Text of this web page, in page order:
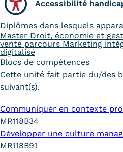
Accessibilité
Diplômes dans lesquels
Master Droit, économie et
vente parcours Marketing
digitalisé
Blocs de compétences
Cette unité fait partie du/des
suivant(s).
Communiquer en contexte
MR118B34
Développer une culture
MR118B91